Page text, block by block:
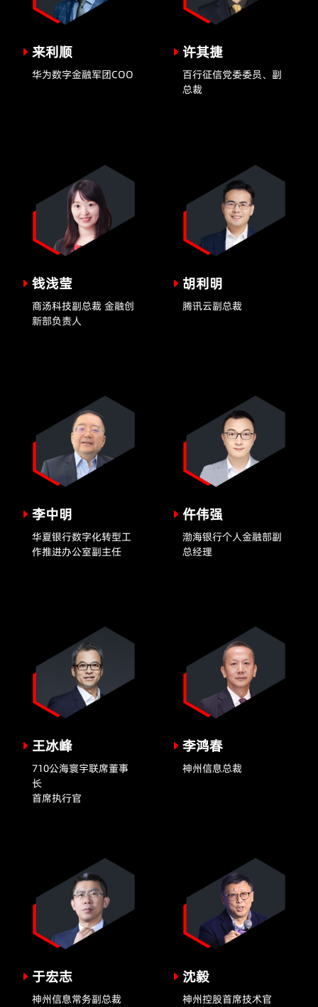
来利顺
华为数字金融军团COO
许其捷
百行征信党委委员、副
总裁
钱浅莹
商汤科技副总裁 金融创
新部负责人
胡利明
腾讯云副总裁
李中明
华夏银行数字化转型工
作推进办公室副主任
仵伟强
渤海银行个人金融部副
总经理
王冰峰
710公海寰宇联席董事
长
首席执行官
李鸿春
神州信息总裁
于宏志
神州信息常务副总裁
沈毅
神州控股首席技术官